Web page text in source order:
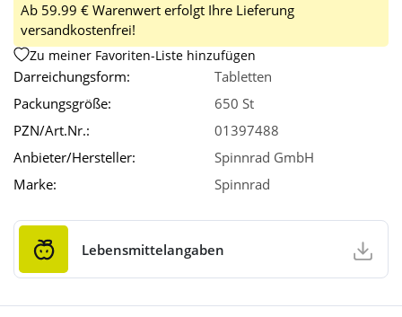
Ab 59.99 € Warenwert erfolgt Ihre Lieferung
versandkostenfrei!
Zu meiner Favoriten-Liste hinzufügen
Darreichungsform:
Tabletten
Packungsgröße:
650 St
PZN/Art.Nr.:
01397488
Anbieter/Hersteller:
Spinnrad GmbH
Marke:
Spinnrad
Lebensmittelangaben